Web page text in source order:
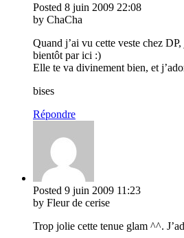
Posted 8 juin 2009 22:08
by ChaCha
Quand j’ai vu cette veste chez
bientôt par ici :)
Elle te va divinement bien, et
bises
Répondre
Posted 9 juin 2009 11:23
by Fleur de cerise
Trop jolie cette tenue glam ^^.